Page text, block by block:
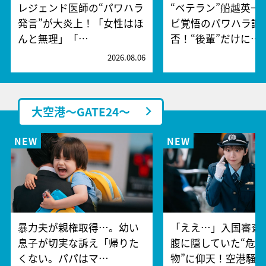
レジェンド医師の“パワハラ
発言”が大炎上！「女性はほ
んと無理」「…
2026.08.06
“ベテラン”船越英一
ビ覚悟のパワハラ謝
否！“後輩”だけに…
大空港～GATE24～
暴力夫が親権取得…。幼い
息子が切実な訴え「帰りた
くない。パパはマ…
「ええ…」入国審査
腹に隠していた“危
物”に仰天！空港騒